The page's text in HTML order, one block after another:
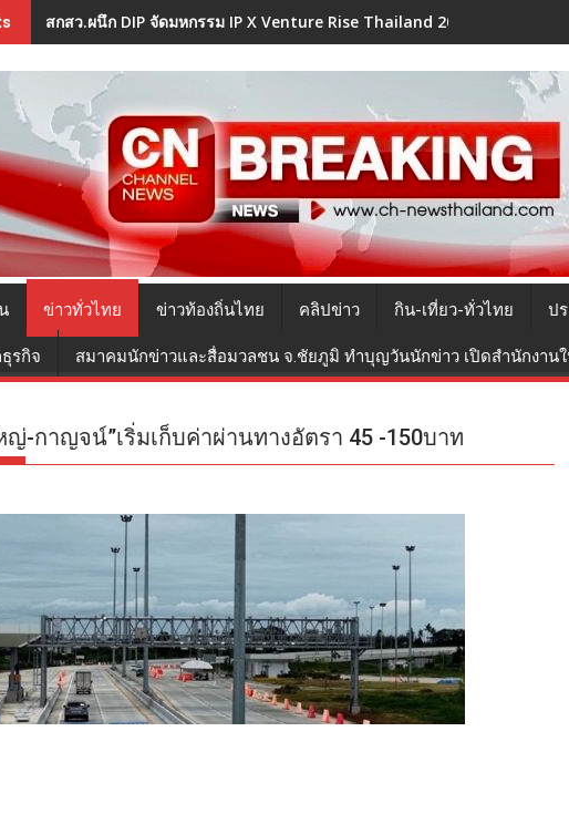
เสนา ยกระดับ SENA Low Carbon ผนึก TOA ขับเคลื่อน Green Supply
ข่าวทั่วไทย ข่าวท้องถิ่นไทย คลิปข่าว กิน-เที่ยว-ทั่วไทย ป
รกิจ สมาคมนักข่าวและสื่อมวลชน จ.ชัยภูมิ ทำบุญวันนักข่าว เปิดสำนักงาน
ญ่-กาญจน์”เริ่มเก็บค่าผ่านทางอัตรา 45 -150บาท